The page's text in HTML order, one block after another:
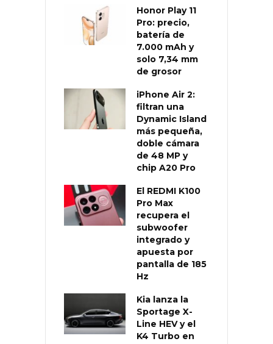
Honor Play 11
Pro: precio,
batería de
7.000 mAh y
solo 7,34 mm
de grosor
iPhone Air 2:
filtran una
Dynamic Island
más pequeña,
doble cámara
de 48 MP y
chip A20 Pro
El REDMI K100
Pro Max
recupera el
subwoofer
integrado y
apuesta por
pantalla de 185
Hz
Kia lanza la
Sportage X-
Line HEV y el
K4 Turbo en